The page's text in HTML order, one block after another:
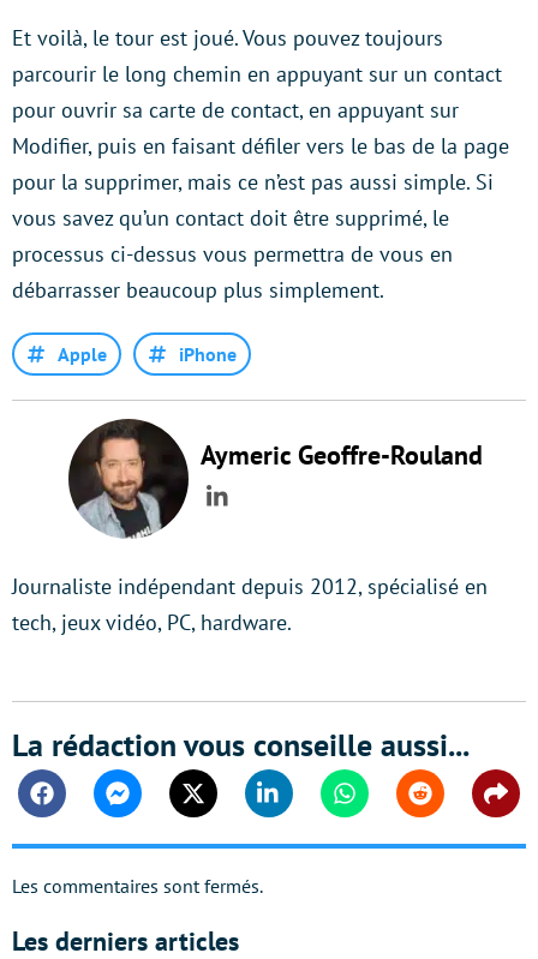
Et voilà, le tour est joué. Vous pouvez toujours
parcourir le long chemin en appuyant sur un contact
pour ouvrir sa carte de contact, en appuyant sur
Modifier, puis en faisant défiler vers le bas de la page
pour la supprimer, mais ce n’est pas aussi simple. Si
vous savez qu’un contact doit être supprimé, le
processus ci-dessus vous permettra de vous en
débarrasser beaucoup plus simplement.
Apple iPhone
Aymeric Geoffre-Rouland
LinkedIn
Journaliste indépendant depuis 2012, spécialisé en
tech, jeux vidéo, PC, hardware.
La rédaction vous conseille aussi...
FacebookMessengerTwitter Linkedin WhatsappReddit
Les commentaires sont fermés.
Les derniers articles